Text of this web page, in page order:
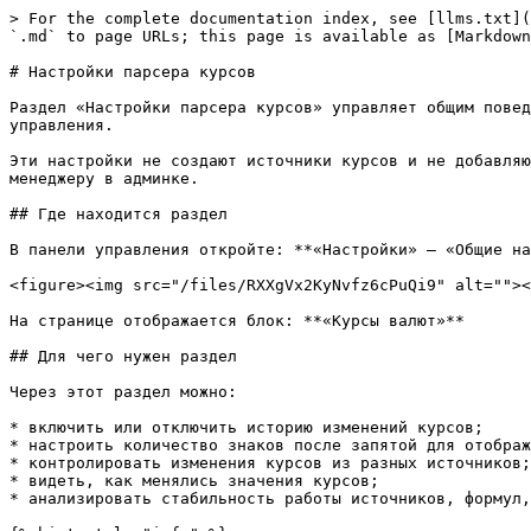
> For the complete documentation index, see [llms.txt](https://docs.iexexchanger.com/llms.txt). Markdown versions of documentation pages are available by appending `.md` to page URLs; this page is available as [Markdown](https://docs.iexexchanger.com/guide/nastroiki/obshie/nastroiki-parsera-kursov.md).

# Настройки парсера курсов

Раздел «Настройки парсера курсов» управляет общим поведением системы при работе с курсами: сохранением истории изменений и точностью отображения курсов в панели управления.

Эти настройки не создают источники курсов и не добавляют новые валютные пары. Они отвечают за то, как система хранит изменения курсов и как удобно показывает значения менеджеру в админке.

## Где находится раздел

В панели управления откройте: **«Настройки» — «Общие настройки» — «Курсы и расчёты» — «Парсер курсов»**

<figure><img src="/files/RXXgVx2KyNvfz6cPuQi9" alt=""><figcaption></figcaption></figure>

На странице отображается блок: **«Курсы валют»**

## Для чего нужен раздел

Через этот раздел можно:

* включить или отключить историю изменений курсов;
* настроить количество знаков после запятой для отображения курсов в админке;
* контролировать изменения курсов из разных источников;
* видеть, как менялись значения курсов;
* анализировать стабильность работы источников, формул, файлов и конкурентов.

{% hint style="info" %}
Этот раздел не отвечает за создание источников курсов. Источники настраиваются в отдельных разделах парсера курсов.
{% endhint %}

## Курсы валют

Блок «Курсы валют» содержит две основные настройки:

<table><thead><tr><th width="299.66015625">Настройка</th><th>Назначение</th></tr></thead><tbody><tr><td>История изменений курсов валют</td><td>Включает или отключает сохранение истории изменений</td></tr><tr><td>Количество знаков после запятой для отображения курсов валют</td><td>Управляет тем, как курсы отображаются в админке</td></tr></tbody></table>

***

## История изменений курсов валют

Параметр: **«История изменений курсов валют»**

Если настройка включена, система сохраняет историю изменения курсов, которые поступают из разных механизмов обновления.

История может сохраняться для курсов:

* из внешних источников;
* по формуле;
* из файла;
* от конкурентов;
* из сервисов парсинга;
* из автоматических обновлений курсов.

Когда курс обновляется, система сравнивает старое значение и новое значение. Если значение реально изменилось, изменение записывается в историю.

## Что сохраняется в истории

В историю изменения курса попадает:

* источник изменения;
* конкретная пара или запись курса;
* старое значение курса;
* новое значение курса;
* дата и время изменения.

Система не записывает одинаковые значения повторно.

Например, значения ниже считаются одинаковыми по смыслу:

```
1
1.0
01.000
```

Если старое и новое значение одинаковые, новая запись не создаётся. Это защищает историю от технических дублей.

## Для чего нужна история курсов

История изменений нужна для контроля и анализа.

С её помощью можно понять:

* менялся ли курс за выбранный период;
* как часто обновляется источник;
* были ли резкие скачки курса;
* какой курс был раньше;
* отличается ли текущий курс от предыдущего;
* корректно ли работает формула;
* корректно ли обновляются курсы из файла;
* стабильно ли работает источник конкурентов;
* почему направление могло